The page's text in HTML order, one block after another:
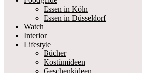
Essen in Köln
Essen in Düsseldorf
Watch
Interior
Lifestyle
Bücher
Kostümideen
Geschenkideen